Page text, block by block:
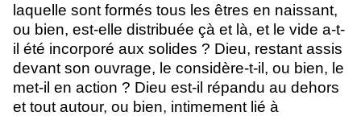
laquelle sont formés tous les êtres en naissant,
ou bien, est-elle distribuée çà et là, et le vide a-t-
il été incorporé aux solides ? Dieu, restant assis
devant son ouvrage, le considère-t-il, ou bien, le
met-il en action ? Dieu est-il répandu au dehors
et tout autour, ou bien, intimement lié à